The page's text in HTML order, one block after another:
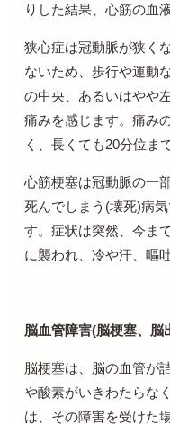
りした結果、心筋の血
狭心症は冠動脈が狭く
ないため、歩行や運動
の中央、あるいはやや
痛みを感じます。痛み
く、長くても20分位ま
心筋梗塞は冠動脈の一
死んでしまう (壊死)病
す。症状は突然、今ま
に襲われ、冷や汗、嘔
脳血管障害(脳梗塞、脳
脳梗塞は、脳の血管が
や酸素がいきわたらな
は、その障害を受けた